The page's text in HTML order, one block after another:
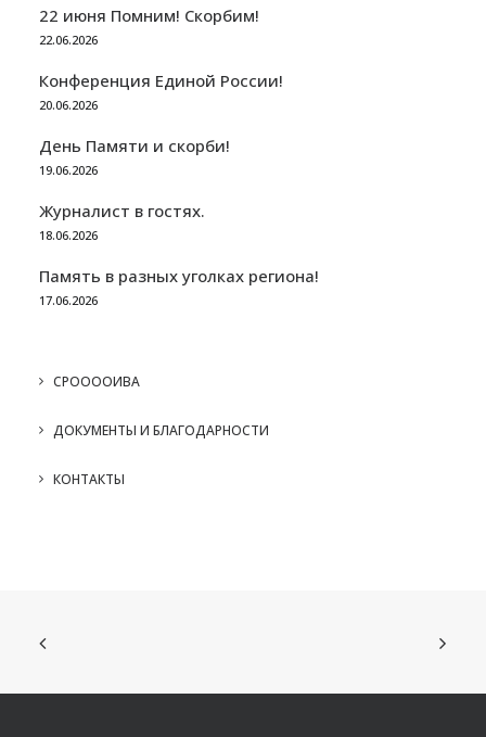
22 июня Помним! Скорбим!
22.06.2026
Конференция Единой России!
20.06.2026
День Памяти и скорби!
19.06.2026
Журналист в гостях.
18.06.2026
Память в разных уголках региона!
17.06.2026
СРООООИВА
ДОКУМЕНТЫ И БЛАГОДАРНОСТИ
КОНТАКТЫ